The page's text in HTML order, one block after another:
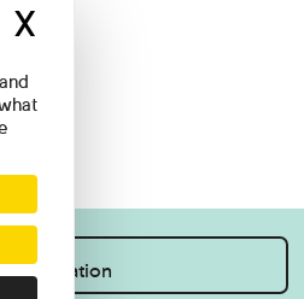
information
X